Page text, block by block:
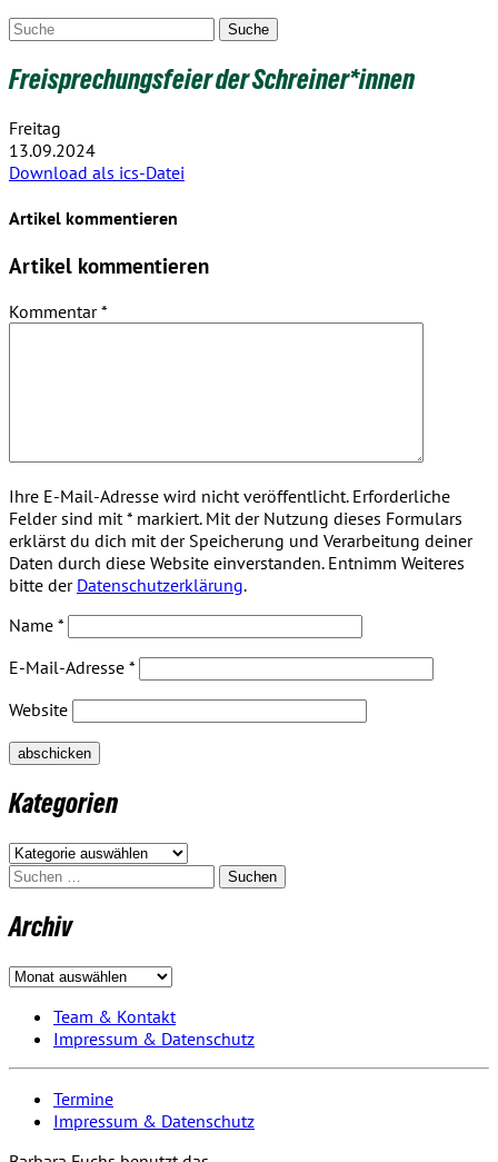
Freisprechungsfeier der Schreiner*innen
Freitag
13.09.2024
Download als ics-Datei
Artikel kommentieren
Artikel kommentieren
Kommentar*
Ihre E-Mail-Adresse wird nicht veröffentlicht. Erforderliche
Felder sind mit * markiert. Mit der Nutzung dieses Formulars
erklärst du dich mit der Speicherung und Verarbeitung deiner
Daten durch diese Website einverstanden. Entnimm Weiteres
bitte der Datenschutzerklärung.
Name *
E-Mail-Adresse *
Website
Kategorien
Kategorien
Suchen
nach:
Archiv
Archiv
Team & Kontakt
Impressum & Datenschutz
Termine
Impressum & Datenschutz